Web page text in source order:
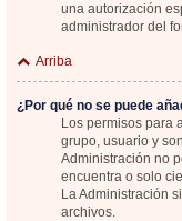
una autorización
administrador del
Arriba
¿Por qué no se puede
Los permisos para
grupo, usuario y
Administración no
encuentra o solo
La Administración
archivos.